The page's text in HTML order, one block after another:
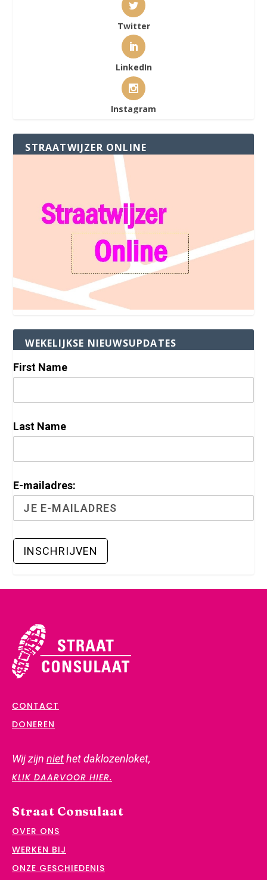
Twitter
LinkedIn
Instagram
STRAATWIJZER ONLINE
WEKELIJKSE NIEUWSUPDATES
First Name
Last Name
E-mailadres:
CONTACT
DONEREN
Wij zijn niethet daklozenloket,
KLIK DAARVOOR HIER.
Straat Consulaat
OVER ONS
WERKEN BIJ
ONZE GESCHIEDENIS